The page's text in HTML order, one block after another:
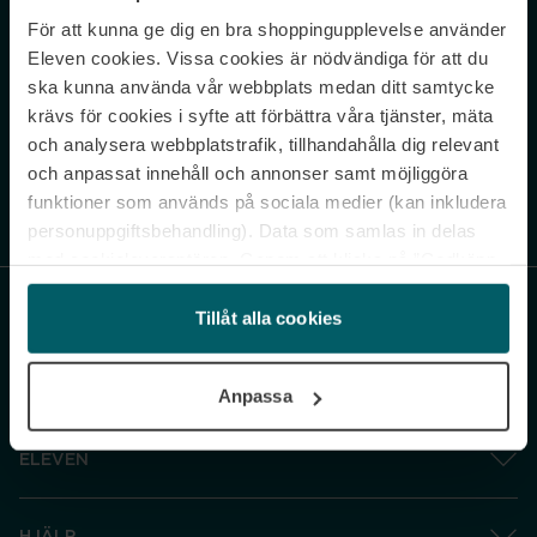
För att kunna ge dig en bra shoppingupplevelse använder
Eleven cookies. Vissa cookies är nödvändiga för att du
ska kunna använda vår webbplats medan ditt samtycke
krävs för cookies i syfte att förbättra våra tjänster, mäta
och analysera webbplatstrafik, tillhandahålla dig relevant
och anpassat innehåll och annonser samt möjliggöra
funktioner som används på sociala medier (kan inkludera
personuppgiftsbehandling). Data som samlas in delas
och gå vidare” accepterar du samtliga cookies medan du
under ”Inställningar” kan anpassa användningen av
cookies. Du kan återkalla ditt samtycke när som helst.
Tillåt alla cookies
Anpassa
Never miss a beat.
Sign up to our newsletter.
Genom att prenumerera accepterar du vår Integritetspolicy. Avprenumerera
ELEVEN